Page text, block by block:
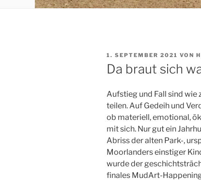
VERÖFFENTLICHT
AM
1. SEPTEMBER 2021 VON
Da braut sich
Aufstieg und Fall sind wie
teilen. Auf Gedeih und
ob materiell, emotional,
mit sich. Nur gut ein
Abriss der alten Park-,
Moorlanders einstiger
wurde der
finales MudArt-